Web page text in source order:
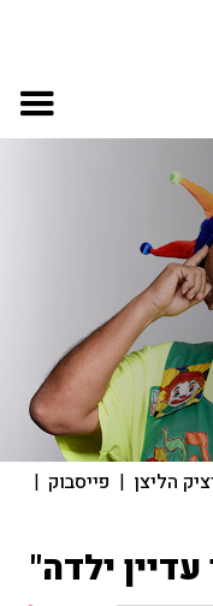
| פייסבוק |
ילדה"